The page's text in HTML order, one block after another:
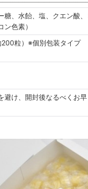
糖、水飴、塩、クエン酸
ン色素）
粒）※個別包装タイプ
避け、開封後なるべくお